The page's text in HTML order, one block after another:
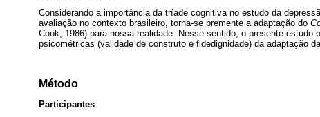
Considerando a importância da tríade cognitiva no estudo da
avaliação no contexto brasileiro, torna-se premente a adaptação do
Cook, 1986) para nossa realidade. Nesse sentido, o presente estudo
psicométricas (validade de construto e fidedignidade) da adaptação
Método
Participantes